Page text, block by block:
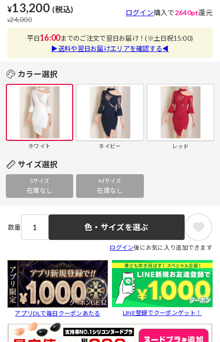
¥13,200 (税込)
¥24,000
ログイン購入で2640pt還元
平日16:00までのご注文で翌日お届け！(※土日祝15:00)
▶送料や翌日お届けエリアを確認する◀
カラー選択
ホワイト ネイビー レッド
サイズ選択
Sサイズ
在庫なし
Mサイズ
在庫なし
数量 色・サイズを選ぶ
ログイン後にお気に入り追加できます
アプリDLで毎日クーポンあたる LINE登録でクーポンゲット！